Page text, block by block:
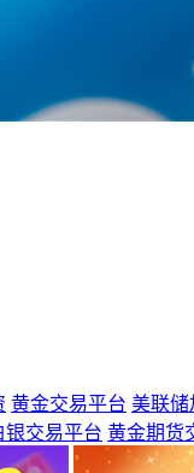
黄金交易平台 美联储
银交易平台 黄金期货